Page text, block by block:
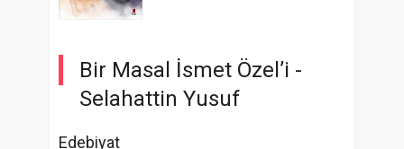
Bir Masal İsmet Özel’i -
Selahattin Yusuf
Edebiyat